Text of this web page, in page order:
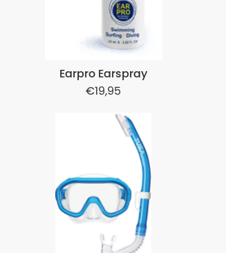
Earpro Earspray
19,95